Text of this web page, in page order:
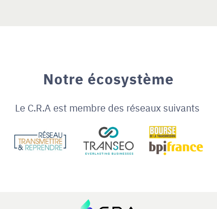
Notre écosystème
Le C.R.A est membre des réseaux suivants